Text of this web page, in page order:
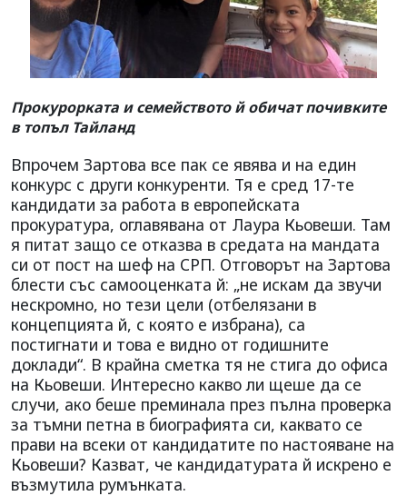
Прокурорката и семейството й обичат почивките
в топъл Тайланд
Впрочем Зартова все пак се явява и на един
конкурс с други конкуренти. Тя е сред 17-те
кандидати за работа в европейската
прокуратура, оглавявана от Лаура Кьовеши. Там
я питат защо се отказва в средата на мандата
си от пост на шеф на СРП. Отговорът на Зартова
блести със самооценката й: „не искам да звучи
нескромно, но тези цели (отбелязани в
концепцията й, с която е избрана), са
постигнати и това е видно от годишните
доклади“. В крайна сметка тя не стига до офиса
на Кьовеши. Интересно какво ли щеше да се
случи, ако беше преминала през пълна проверка
за тъмни петна в биографията си, каквато се
прави на всеки от кандидатите по настояване на
Кьовеши? Казват, че кандидатурата й искрено е
възмутила румънката.